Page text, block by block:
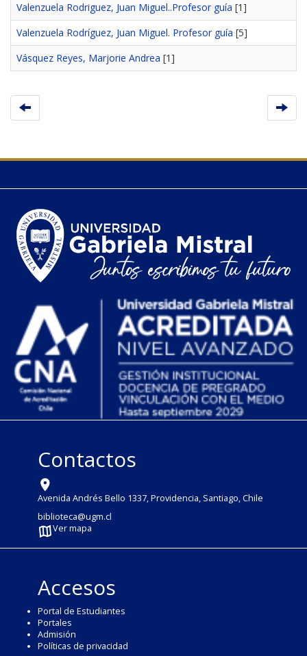
Valenzuela Rodriguez, Juan Miguel..Profesor guía [1]
Valenzuela Rodríguez, Juan Miguel. Profesor guía [5]
Vásquez Reyes, Marjorie Andrea [1]
Contactos
Avenida Andrés Bello 1337, Providencia, Santiago, Chile
biblioteca@ugm.cl
Ver mapa
Accesos
Portal de Estudiantes
Portales
Admisión
Políticas de privacidad